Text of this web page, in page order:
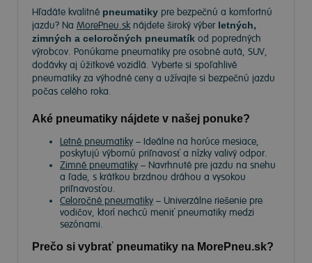
Hľadáte kvalitné pneumatiky pre bezpečnú a komfortnú
jazdu? Na MorePneu.sknájdete široký výber letných,
zimných a celoročných pneumatík od popredných
výrobcov. Ponúkame pneumatiky pre osobné autá, SUV,
dodávky aj úžitkové vozidlá. Vyberte si spoľahlivé
pneumatiky za výhodné ceny a užívajte si bezpečnú jazdu
počas celého roka.
Aké pneumatiky nájdete v našej ponuke?
Letné pneumatiky – Ideálne na horúce mesiace,
poskytujú výbornú priľnavosť a nízky valivý odpor.
Zimné pneumatiky – Navrhnuté pre jazdu na snehu
a ľade, s krátkou brzdnou dráhou a vysokou
priľnavosťou.
Celoročné pneumatiky – Univerzálne riešenie pre
vodičov, ktorí nechcú meniť pneumatiky medzi
sezónami.
Prečo si vybrať pneumatiky na MorePneu.sk?